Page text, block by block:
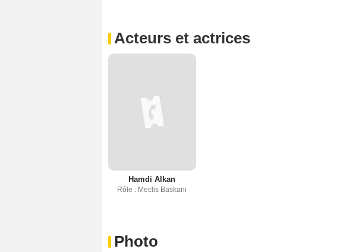
Acteurs et actrices
Hamdi Alkan
Rôle : Meclis Baskani
Photo